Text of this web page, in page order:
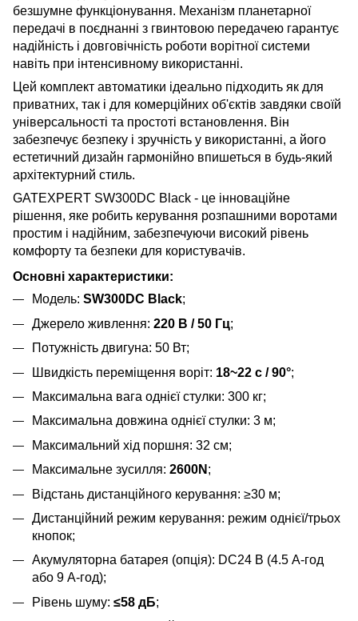
безшумне функціонування. Механізм планетарної
передачі в поєднанні з гвинтовою передачею гарантує
надійність і довговічність роботи ворітної системи
навіть при інтенсивному використанні.
Цей комплект автоматики ідеально підходить як для
приватних, так і для комерційних об'єктів завдяки своїй
універсальності та простоті встановлення. Він
забезпечує безпеку і зручність у використанні, а його
естетичний дизайн гармонійно впишеться в будь-який
архітектурний стиль.
GATEXPERT SW300DC Black - це інноваційне
рішення, яке робить керування розпашними воротами
простим і надійним, забезпечуючи високий рівень
комфорту та безпеки для користувачів.
Основні характеристики:
Модель: SW300DC Black;
Джерело живлення: 220 В / 50 Гц;
Потужність двигуна: 50 Вт;
Швидкість переміщення воріт: 18~22 с / 90°;
Максимальна вага однієї стулки: 300 кг;
Максимальна довжина однієї стулки: 3 м;
Максимальний хід поршня: 32 см;
Максимальне зусилля: 2600N ;
Відстань дистанційного керування: ≥30 м;
Дистанційний режим керування: режим однієї/трьох
кнопок;
Акумуляторна батарея (опція): DC24 В (4.5 А-год
або 9 А-год);
Рівень шуму: ≤58 дБ;